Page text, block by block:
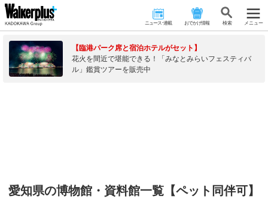
ニュース･連載 おでかけ情報 検 索 メニュー
【臨港パーク席と宿泊ホテルがセット】
花火を間近で堪能できる！「みなとみらいフェスティバ
ル」鑑賞ツアーを販売中
愛知県の博物館・資料館一覧【ペット同伴可】